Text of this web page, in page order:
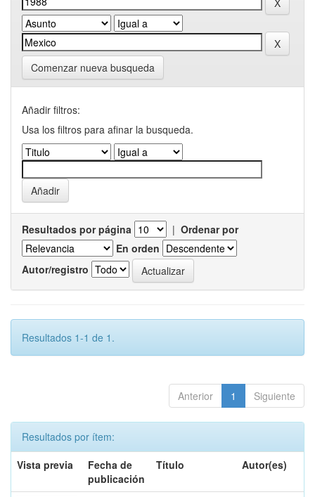
Comenzar nueva busqueda
Añadir filtros:
Usa los filtros para afinar la busqueda.
Resultados por página | Ordenar por
En orden
Autor/registro
Resultados 1-1 de 1.
Anterior 1 Siguiente
Resultados por ítem:
Vista previa
Fecha de
publicación
Título Autor(es)